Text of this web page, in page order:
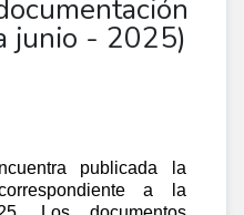
junio - 2025)
publicada la
a la